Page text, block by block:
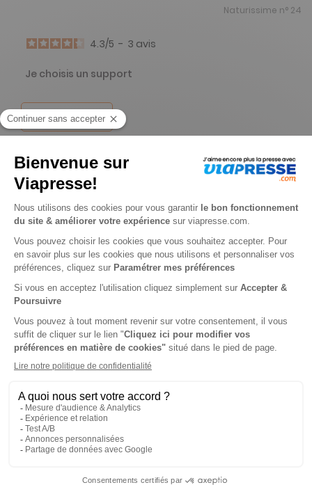
Naturissime n° 24
4.3/5 - 3 avis
Je choisis un support
Papier
Je choisis une durée
Abonnement 1 an
4 n° • Papier
16€90 Tarif Kiosque :19€60
Renouvellement à date d’anniversaire
-26%
Abonnement 2 ans
8 n° • Papier
28€90
Tarif France métropolitaine
Renouvellement à date d’anniversaire
Présentation du magazine Naturissime